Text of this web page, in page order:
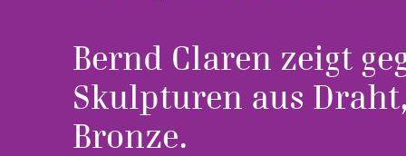
Bernd Claren zeigt
Skulpturen aus
Bronze.